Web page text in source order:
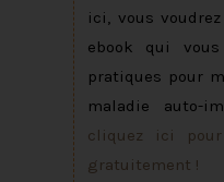
ici, vous
ebook qui
pratiques pour
maladie auto-
cliquez ici
gratuitement !